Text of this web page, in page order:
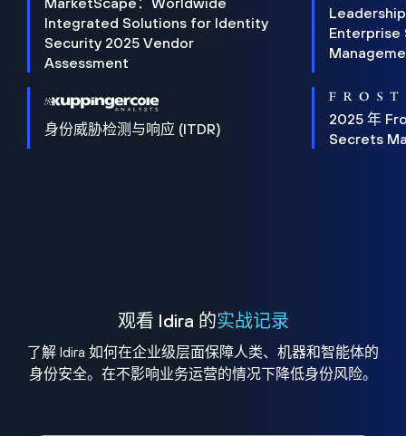
Integrated Solutions for Identity
Security 2025 Vendor
Assessment
Enterprise
身份威胁检测与响应 (ITDR)
2025 年
Secrets
观看 Idira 的实战记录
了解 Idira 如何在企业级层面保障人类、机器和智能体的
身份安全。在不影响业务运营的情况下降低身份风险。